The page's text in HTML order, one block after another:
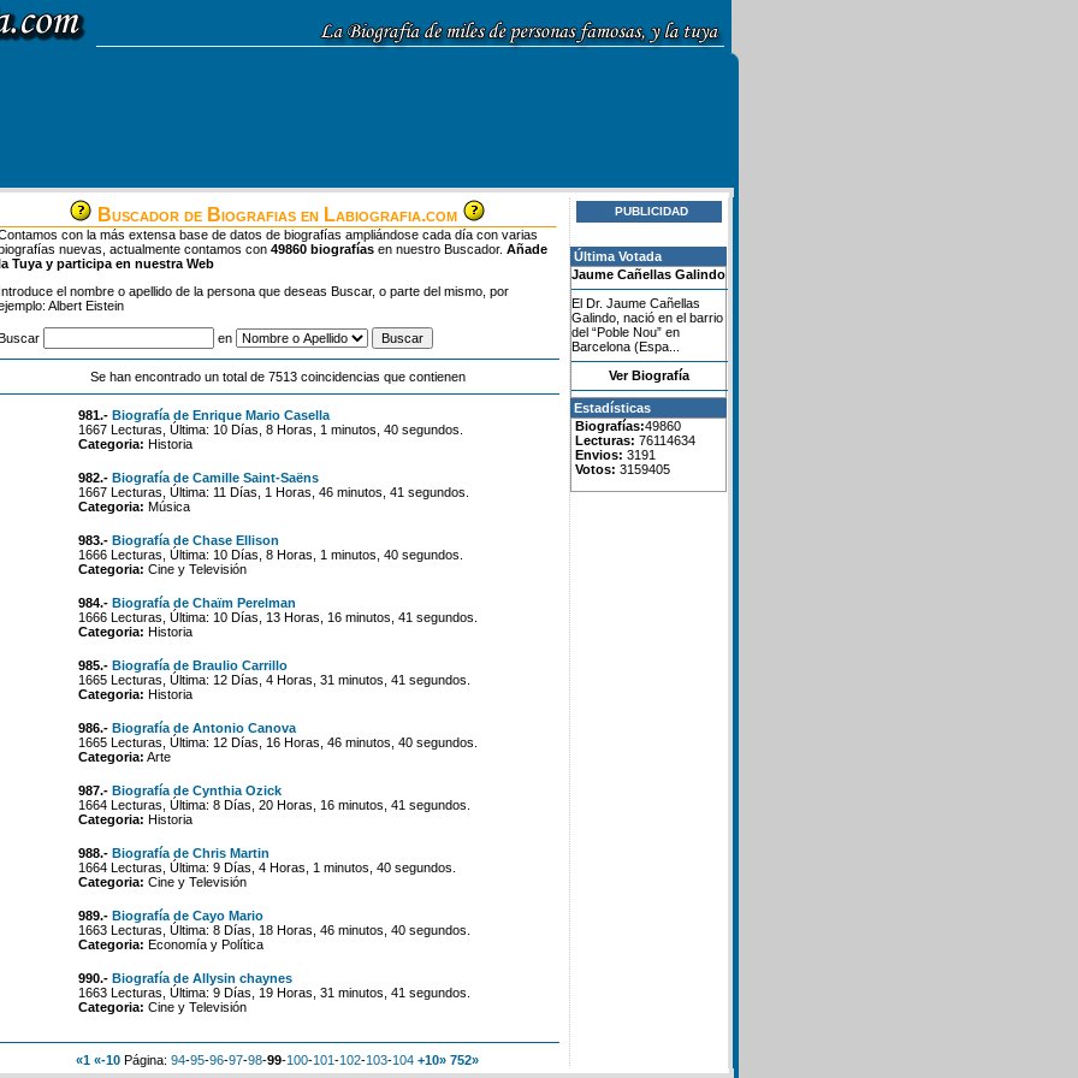
Buscador de Biografias en Labiografia.com
con la más extensa base de datos de biografías ampliándose cada día con varias
nuevas, actualmente contamos con 49860 biografías en nuestro Buscador. Añade
Tuya y participa en nuestra Web
Introduce el nombre o apellido de la persona que deseas Buscar, o parte del mismo, por
Albert Eistein
en
Se han encontrado un total de 7513 coincidencias que contienen
981.- Biografía de Enrique Mario Casella
1667 Lecturas, Última: 10 Días, 8 Horas, 1 minutos, 40 segundos.
Categoria: Historia
982.- Biografía de Camille Saint-Saëns
1667 Lecturas, Última: 11 Días, 1 Horas, 46 minutos, 41 segundos.
Categoria: Música
983.- Biografía de Chase Ellison
1666 Lecturas, Última: 10 Días, 8 Horas, 1 minutos, 40 segundos.
Categoria: Cine y Televisión
984.- Biografía de Chaïm Perelman
1666 Lecturas, Última: 10 Días, 13 Horas, 16 minutos, 41 segundos.
Categoria: Historia
985.- Biografía de Braulio Carrillo
1665 Lecturas, Última: 12 Días, 4 Horas, 31 minutos, 41 segundos.
Categoria: Historia
986.- Biografía de Antonio Canova
1665 Lecturas, Última: 12 Días, 16 Horas, 46 minutos, 40 segundos.
Categoria: Arte
987.- Biografía de Cynthia Ozick
1664 Lecturas, Última: 8 Días, 20 Horas, 16 minutos, 41 segundos.
Categoria: Historia
988.- Biografía de Chris Martin
1664 Lecturas, Última: 9 Días, 4 Horas, 1 minutos, 40 segundos.
Categoria: Cine y Televisión
989.- Biografía de Cayo Mario
1663 Lecturas, Última: 8 Días, 18 Horas, 46 minutos, 40 segundos.
Categoria: Economía y Política
990.- Biografía de Allysin chaynes
1663 Lecturas, Última: 9 Días, 19 Horas, 31 minutos, 41 segundos.
Categoria: Cine y Televisión
«1 «-10 Página: 94-95-96-97-98-99-100-101-102-103-104 +10» 752»
PUBLICIDAD
Última Votada
Jaume Cañellas Galindo
El Dr. Jaume Cañellas
Galindo, nació en el barrio
del “Poble Nou” en
Barcelona (Espa...
Ver Biografía
Estadísticas
Biografías:49860
Lecturas: 76114634
Envios: 3191
Votos: 3159405